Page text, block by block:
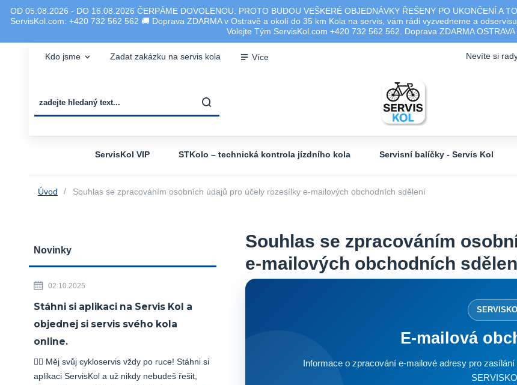
OD 05.08.2026 - DO 16.08.2026 ČERPÁME DOVOLENOU. PROTO BUDOU VEŠKERÉ OBJEDNÁVKY ŘEŠENY PO UKONČENÍ A
ServisKol.com: +420 732 562 562 🚚 Doprava ZDARMA v Ostravě a okolí do 35 km Kola na servis, vám rádi vyzvedneme a
Volejte Tým ServisKol.com +420 732 562 562. Doprava ZDARMA OSTRAVA
Kdo jsme Zadat zakázku na servis kola Více Nevíte si
ServisKol VIP STKolo – technická kontrola jízdního kola Servisní balíčky - Servis Kol
Úvod Souhlas se zpracováním osobních údajů pro účely rozesílky e-mailových obchodních sdělení
Novinky
02.10.2025
Stáhni si aplikaci na Servis Kol a
objednej si servis svého kola
online.
🚴‍♂️ Měj svůj cykloservis vždy po ruce! Stáhni si
aplikaci ServisKol a už nikdy nebudeš řešit,
Souhlas se zpracováním
e-mailových obchodních
E-mailová
Informace o zpracování e-mailové adresy pro